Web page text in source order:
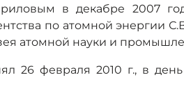
в декабре 2007
по атомной энергии
атомной науки и
26 февраля 2010 г., в